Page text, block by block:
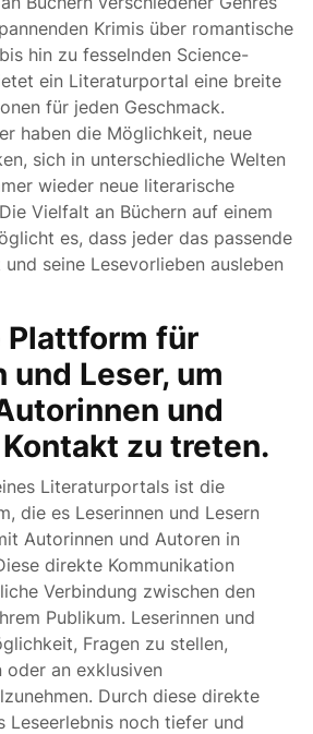
Krimis über romantische
hin zu fesselnden Science-
ein Literaturportal eine breite
für jeden Geschmack.
haben die Möglichkeit, neue
sich in unterschiedliche Welten
wieder neue literarische
Vielfalt an Büchern auf einem
es, dass jeder das passende
seine Lesevorlieben ausleben
Plattform für
und Leser, um
und
zu treten.
Literaturportals ist die
die es Leserinnen und Lesern
Autorinnen und Autoren in
direkte Kommunikation
Verbindung zwischen den
Publikum. Leserinnen und
Fragen zu stellen,
oder an exklusiven
Durch diese direkte
Leseerlebnis noch tiefer und